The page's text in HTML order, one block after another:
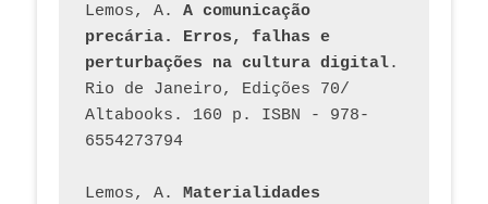
Lemos, A. A comunicação
precária. Erros, falhas e
perturbações na cultura digital.
Rio de Janeiro, Edições 70/
Altabooks. 160 p. ISBN - 978-
6554273794
Lemos, A. Materialidades